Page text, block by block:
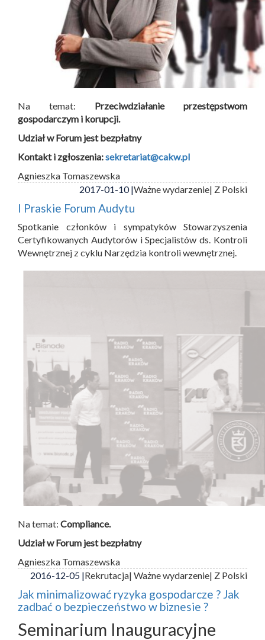
Na temat: Przeciwdziałanie przestępstwom
gospodarczym i korupcji.
Udział w Forum jest bezpłatny
Kontakt i zgłoszenia:sekretariat@cakw.pl
Agnieszka Tomaszewska
2017-01-10 |Ważne wydarzenie| Z Polski
I Praskie Forum Audytu
Spotkanie członków i sympatyków Stowarzyszenia
Certyfikowanych Audytorów i Specjalistów ds. Kontroli
Wewnętrznej z cyklu Narzędzia kontroli wewnętrznej.
Na temat: Compliance.
Udział w Forum jest bezpłatny
Agnieszka Tomaszewska
2016-12-05 |Rekrutacja| Ważne wydarzenie| Z Polski
Jak minimalizować ryzyka gospodarcze ? Jak
zadbać o bezpieczeństwo w biznesie ?
Seminarium Inauguracyjne